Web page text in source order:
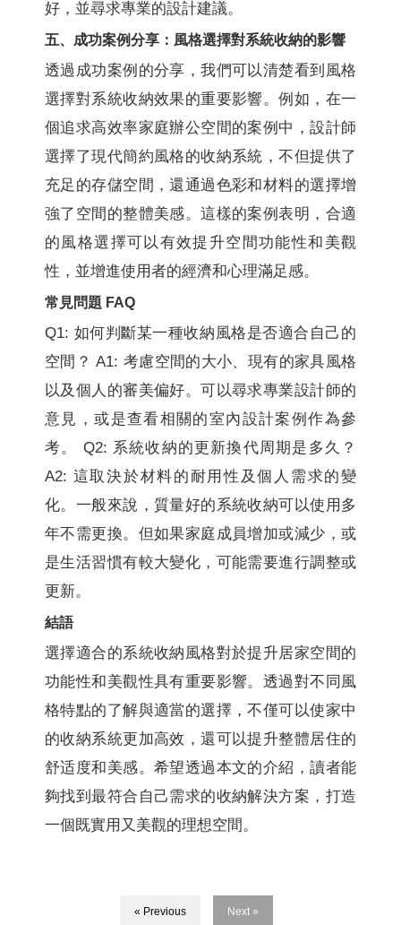
好，並尋求專業的設計建議。
五、成功案例分享：風格選擇對系統收納的影響
透過成功案例的分享，我們可以清楚看到風格
選擇對系統收納效果的重要影響。例如，在一
個追求高效率家庭辦公空間的案例中，設計師
選擇了現代簡約風格的收納系統，不但提供了
充足的存儲空間，還通過色彩和材料的選擇增
強了空間的整體美感。這樣的案例表明，合適
的風格選擇可以有效提升空間功能性和美觀
性，並增進使用者的經濟和心理滿足感。
常見問題 FAQ
Q1: 如何判斷某一種收納風格是否適合自己的
空間？ A1: 考慮空間的大小、現有的家具風格
以及個人的審美偏好。可以尋求專業設計師的
意見，或是查看相關的室內設計案例作為參
考。 Q2: 系統收納的更新換代周期是多久？
A2: 這取決於材料的耐用性及個人需求的變
化。一般來說，質量好的系統收納可以使用多
年不需更換。但如果家庭成員增加或減少，或
是生活習慣有較大變化，可能需要進行調整或
更新。
結語
選擇適合的系統收納風格對於提升居家空間的
功能性和美觀性具有重要影響。透過對不同風
格特點的了解與適當的選擇，不僅可以使家中
的收納系統更加高效，還可以提升整體居住的
舒适度和美感。希望透過本文的介紹，讀者能
夠找到最符合自己需求的收納解決方案，打造
一個既實用又美觀的理想空間。
« Previous Next »